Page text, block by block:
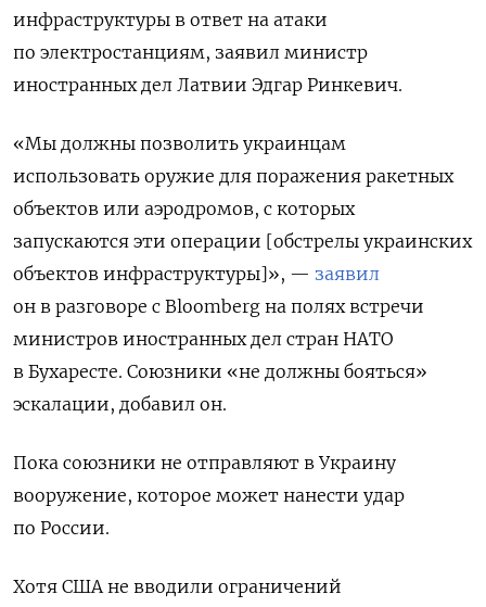
инфраструктуры в ответ на атаки
по электростанциям, заявил министр
иностранных дел Латвии Эдгар Ринкевич.
«Мы должны позволить украинцам
использовать оружие для поражения ракетных
объектов или аэродромов, с которых
запускаются эти операции [обстрелы украинских
объектов инфраструктуры]», — заявил
он в разговоре с Bloomberg на полях встречи
министров иностранных дел стран НАТО
в Бухаресте. Союзники «не должны бояться»
эскалации, добавил он.
Пока союзники не отправляют в Украину
вооружение, которое может нанести удар
по России.
Хотя США не вводили ограничений